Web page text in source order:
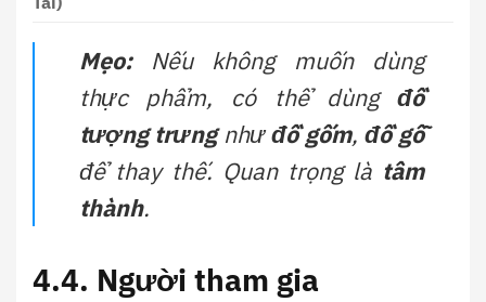
Mẹo:Nếu không muốn dùng
thực phẩm, có thể dùng đồ
tượng trưngnhưđồ gốm,đồ gỗ
để thay thế. Quan trọng là tâm
thành.
4.4. Người tham gia